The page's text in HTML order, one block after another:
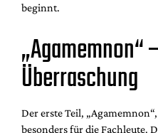
beginnt.
„Agamemnon“
Überraschung
Der erste Teil,
besonders für die Fachleute.